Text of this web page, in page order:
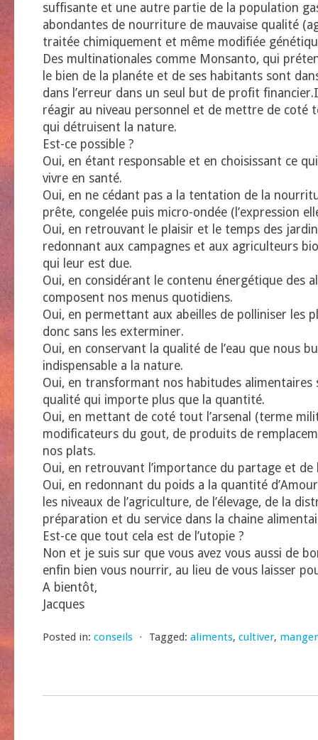
suffisante et une autre partie de la population
abondantes de nourriture de mauvaise qualité
traitée chimiquement et même modifiée
Des multinationales comme Monsanto, qui
le bien de la planéte et de ses habitants sont
dans l’erreur dans un seul but de profit
réagir au niveau personnel et de mettre de coté
qui détruisent la nature.
Est-ce possible ?
Oui, en étant responsable et en choisissant ce
vivre en santé.
Oui, en ne cédant pas a la tentation de la
prête, congelée puis micro-ondée (l’expression
Oui, en retrouvant le plaisir et le temps des
redonnant aux campagnes et aux agriculteurs
qui leur est due.
Oui, en considérant le contenu énergétique des
composent nos menus quotidiens.
Oui, en permettant aux abeilles de polliniser les
donc sans les exterminer.
Oui, en conservant la qualité de l’eau que nous
indispensable a la nature.
Oui, en transformant nos habitudes alimentaires
qualité qui importe plus que la quantité.
Oui, en mettant de coté tout l’arsenal (terme
modificateurs du gout, de produits de
nos plats.
Oui, en retrouvant l’importance du partage et de
Oui, en redonnant du poids a la quantité
les niveaux de l’agriculture, de l’élevage, de la
préparation et du service dans la chaine
Est-ce que tout cela est de l’utopie ?
Non et je suis sur que vous avez vous aussi de
enfin bien vous nourrir, au lieu de vous laisser
A bientôt,
Jacques
Posted in: conseils ⋅ Tagged: aliments, cultiver, manger